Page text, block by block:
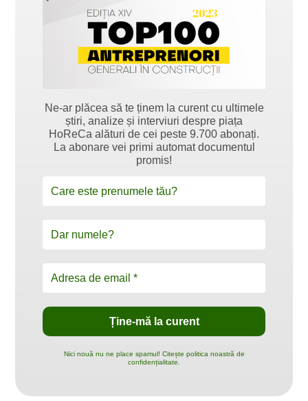
Ne-ar plăcea să te ținem la curent cu ultimele
știri, analize și interviuri despre piața
HoReCa alături de cei peste 9.700 abonați.
La abonare vei primi automat documentul
promis!
Nici nouă nu ne place spamul! Citește politica noastră de
confidențialitate.